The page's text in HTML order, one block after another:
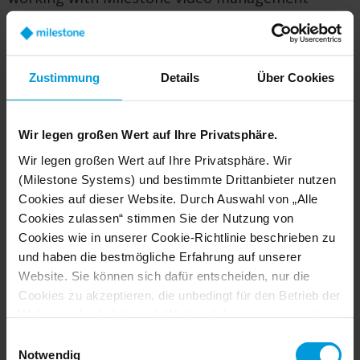
Zustimmung Details Über Cookies
Wir legen großen Wert auf Ihre Privatsphäre.
Wir legen großen Wert auf Ihre Privatsphäre. Wir
(Milestone Systems) und bestimmte Drittanbieter nutzen
Cookies auf dieser Website. Durch Auswahl von „Alle
Cookies zulassen“ stimmen Sie der Nutzung von
Cookies wie in unserer Cookie-Richtlinie beschrieben zu
und haben die bestmögliche Erfahrung auf unserer
Website. Sie können sich dafür entscheiden, nur die
Cookies zu akzeptieren, die unbedingt für den Betrieb der
Sie, wenn Sie auf „Details anzeigen“ klicken.
Notwendig
software have transformed this diverse city
distictby turning an aging analog system into a
safe and fully managed digital environment to
endure over the years.
Solution
Expanding from 900 to over 1,300 Axis cameras
and partnering with Milestone Systems for its
open platform video management software, the
V&A Waterfront security staff worked with
installing partner Cygnetic to branch out for a
centralized, flexible technology footprint. The
intelligence into the system.